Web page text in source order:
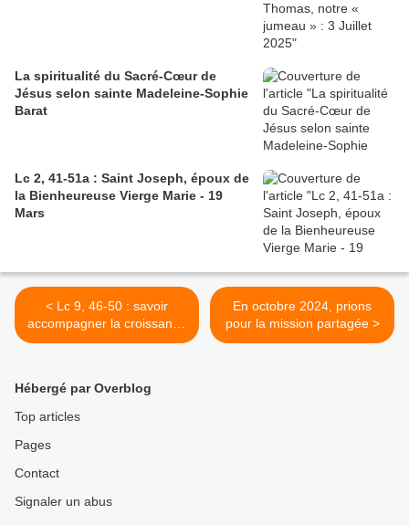
La spiritualité du Sacré-Cœur de
Jésus selon sainte Madeleine-Sophie
Barat
Lc 2, 41-51a : Saint Joseph, époux de
la Bienheureuse Vierge Marie - 19
Mars
< Lc 9, 46-50 : savoir
accompagner la croissance
de la liberté de l’autre -
En octobre 2024, prions
pour la mission partagée >
Hébergé par Overblog
Top articles
Pages
Contact
Signaler un abus